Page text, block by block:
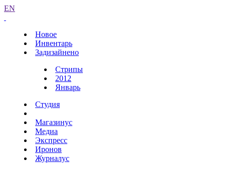
EN
Новое
Инвентарь
Задизайнено
Стрипы
2012
Январь
Студия
Магазинус
Медиа
Экспресс
Иронов
Журналус